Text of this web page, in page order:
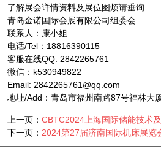
了解展会详情资料及展位图烦请垂询
青岛金诺国际会展有限公司组委会
联系人：康小姐
电话/Tel：18816390115
客服在线QQ: 2842265761
微信：k530949822
Email: 2842265761@qq.com
地址/Add：青岛市福州南路87号福林大
上一页： CBTC2024上海国际储能技术
下一页： 2024第27届济南国际机床展览